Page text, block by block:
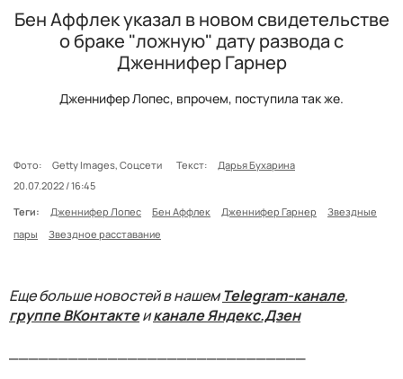
Бен Аффлек указал в новом свидетельстве
о браке "ложную" дату развода с
Дженнифер Гарнер
Дженнифер Лопес, впрочем, поступила так же.
Фото: Getty Images, Соцсети Текст:
Дарья Бухарина
20.07.2022 / 16:45
Теги:
Дженнифер Лопес Бен Аффлек Дженнифер Гарнер
Звездные
пары
Звездное расставание
Еще больше новостей в нашемTelegram-канале,
группе ВКонтактеиканале Яндекс.Дзен